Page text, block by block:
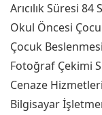
Arıcılık Süresi 84
Okul Öncesi
Çocuk
Fotoğraf Çekimi
Cenaze
Bilgisayar